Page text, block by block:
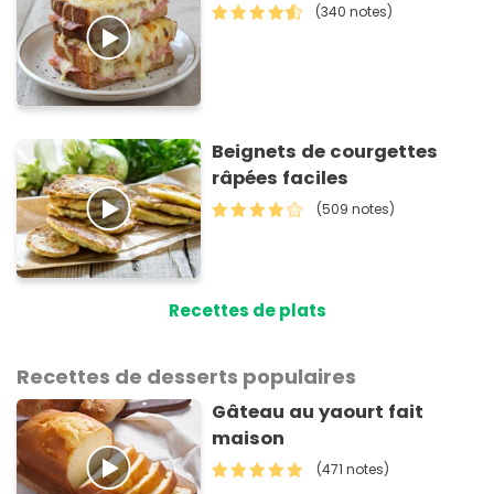
(340 notes)
Beignets de courgettes
râpées faciles
(509 notes)
Recettes de plats
Recettes de desserts populaires
Gâteau au yaourt fait
maison
(471 notes)